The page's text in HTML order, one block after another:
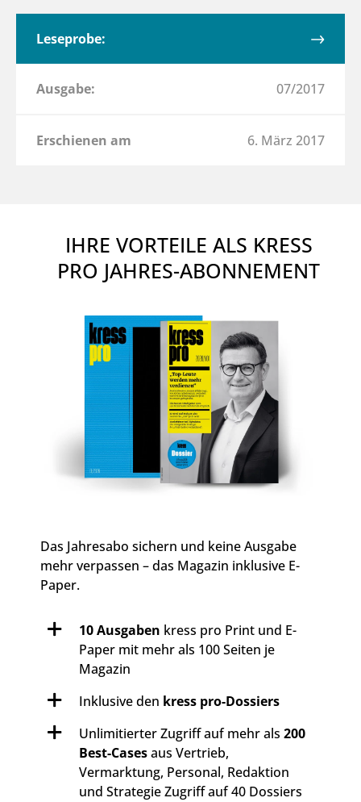
Leseprobe:
Ausgabe: 07/2017
Erschienen am 6. März 2017
IHRE VORTEILE ALS KRESS
PRO JAHRES-ABONNEMENT
Das Jahresabo sichern und keine Ausgabe
mehr verpassen – das Magazin inklusive E-
Paper.
10 Ausgaben kress pro Print und E-
Paper mit mehr als 100 Seiten je
Magazin
Inklusive den kress pro-Dossiers
Unlimitierter Zugriff auf mehr als 200
Best-Casesaus Vertrieb,
Vermarktung, Personal, Redaktion
und Strategie Zugriff auf 40 Dossiers